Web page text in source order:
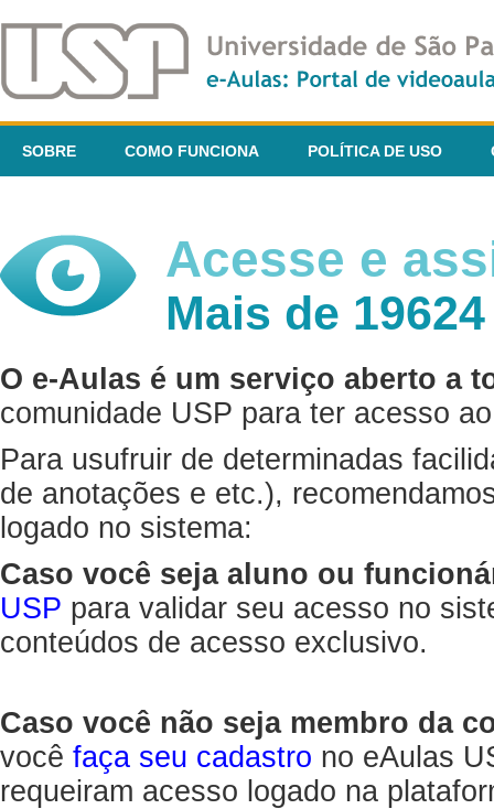
SOBRE COMO FUNCIONA POLÍTICA DE USO
Acesse e
Mais de
O e-Aulas é um serviço aberto a
comunidade USP para ter acesso
Para usufruir de determinadas
de anotações e etc.),
logado no sistema:
Caso você seja aluno ou
USP para validar seu acesso no
conteúdos de acesso exclusivo.
Caso você não seja membro da
você faça seu cadastro no eAulas
requeiram acesso logado na